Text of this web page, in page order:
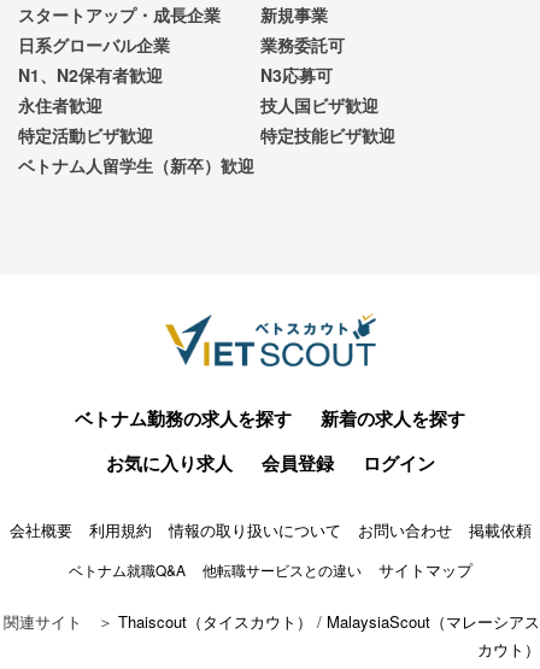
スタートアップ・成長企業
新規事業
日系グローバル企業
業務委託可
N1、N2保有者歓迎
N3応募可
永住者歓迎
技人国ビザ歓迎
特定活動ビザ歓迎
特定技能ビザ歓迎
ベトナム人留学生（新卒）歓迎
ベトナム勤務の求人を探す
新着の求人を探す
お気に入り求人
会員登録 ログイン
会社概要 利用規約 情報の取り扱いについて お問い合わせ 掲載依頼
ベトナム就職Q&A 他転職サービスとの違い サイトマップ
関連サイト ＞ Thaiscout（タイスカウト） / MalaysiaScout（マレーシアス
カウト）